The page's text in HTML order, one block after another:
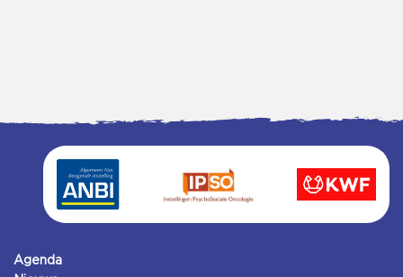
Agenda